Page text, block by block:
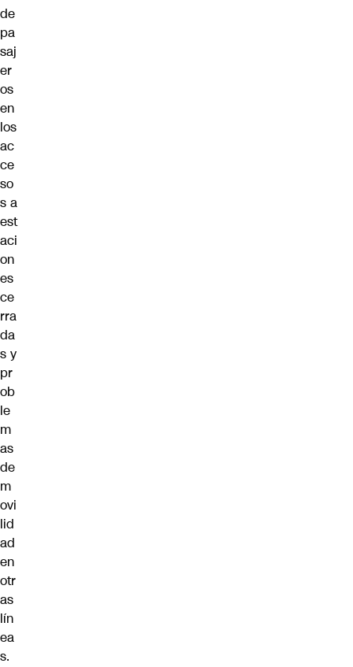
de
pa
saj
er
os
en
los
ac
ce
so
s a
est
aci
on
es
ce
rra
da
s y
pr
ob
le
m
as
de
m
ovi
lid
ad
en
otr
as
lín
ea
s.